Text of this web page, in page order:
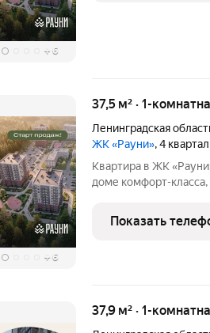
+ 6
+ 6
37,5 м² · 1-
Ленинградская
ЖК «Рауни», 4
Квартира в ЖК «Рауни» это возможность жить в
доме комфорт-
было удобным для
необходимого. Это
Показать
37,9 м² · 1-